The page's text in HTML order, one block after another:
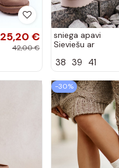
25,20 €
42,00 €
sniega apavi
Sieviešu ar
siltināti ar
Ziloņkaula krāsas
Xamella
38 39 41
-30%